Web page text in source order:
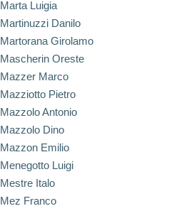
Marta Luigia
Martinuzzi Danilo
Martorana Girolamo
Mascherin Oreste
Mazzer Marco
Mazziotto Pietro
Mazzolo Antonio
Mazzolo Dino
Mazzon Emilio
Menegotto Luigi
Mestre Italo
Mez Franco